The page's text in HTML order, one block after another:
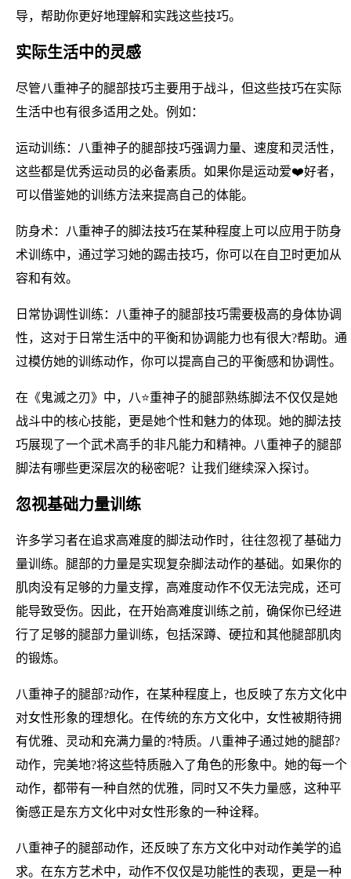
导，帮助你更好地理解和实践这些技巧。
实际生活中的灵感
尽管八重神子的腿部技巧主要用于战斗，但这些技巧在实际
生活中也有很多适用之处。例如：
运动训练：八重神子的腿部技巧强调力量、速度和灵活性，
这些都是优秀运动员的必备素质。如果你是运动爱❤️好者，
可以借鉴她的训练方法来提高自己的体能。
防身术：八重神子的脚法技巧在某种程度上可以应用于防身
术训练中，通过学习她的踢击技巧，你可以在自卫时更加从
容和有效。
日常协调性训练：八重神子的腿部技巧需要极高的身体协调
性，这对于日常生活中的平衡和协调能力也有很大?帮助。通
过模仿她的训练动作，你可以提高自己的平衡感和协调性。
在《鬼滅之刃》中，八⭐重神子的腿部熟练脚法不仅仅是她
战斗中的核心技能，更是她个性和魅力的体现。她的脚法技
巧展现了一个武术高手的非凡能力和精神。八重神子的腿部
脚法有哪些更深层次的秘密呢？让我们继续深入探讨。
忽视基础力量训练
许多学习者在追求高难度的脚法动作时，往往忽视了基础力
量训练。腿部的力量是实现复杂脚法动作的基础。如果你的
肌肉没有足够的力量支撑，高难度动作不仅无法完成，还可
能导致受伤。因此，在开始高难度训练之前，确保你已经进
行了足够的腿部力量训练，包括深蹲、硬拉和其他腿部肌肉
的锻炼。
八重神子的腿部?动作，在某种程度上，也反映了东方文化中
对女性形象的理想化。在传统的东方文化中，女性被期待拥
有优雅、灵动和充满力量的?特质。八重神子通过她的腿部?
动作，完美地?将这些特质融入了角色的形象中。她的每一个
动作，都带有一种自然的优雅，同时又不失力量感，这种平
衡感正是东方文化中对女性形象的一种诠释。
八重神子的腿部动作，还反映了东方文化中对动作美学的追
求。在东方艺术中，动作不仅仅是功能性的表现，更是一种